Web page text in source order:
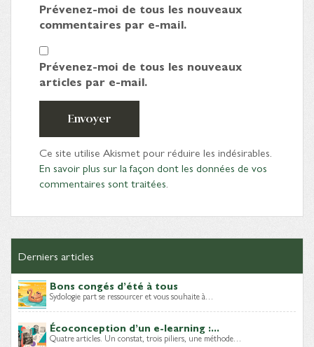
Prévenez-moi de tous les nouveaux
commentaires par e-mail.
Prévenez-moi de tous les nouveaux
articles par e-mail.
Envoyer
Ce site utilise Akismet pour réduire les indésirables.
En savoir plus sur la façon dont les données de vos
commentaires sont traitées.
Derniers articles
Bons congés d’été à tous
Sydologie part se ressourcer et vous souhaite à…
Écoconception d’un e-learning :...
Quatre articles. Un constat, trois piliers, une méthode…